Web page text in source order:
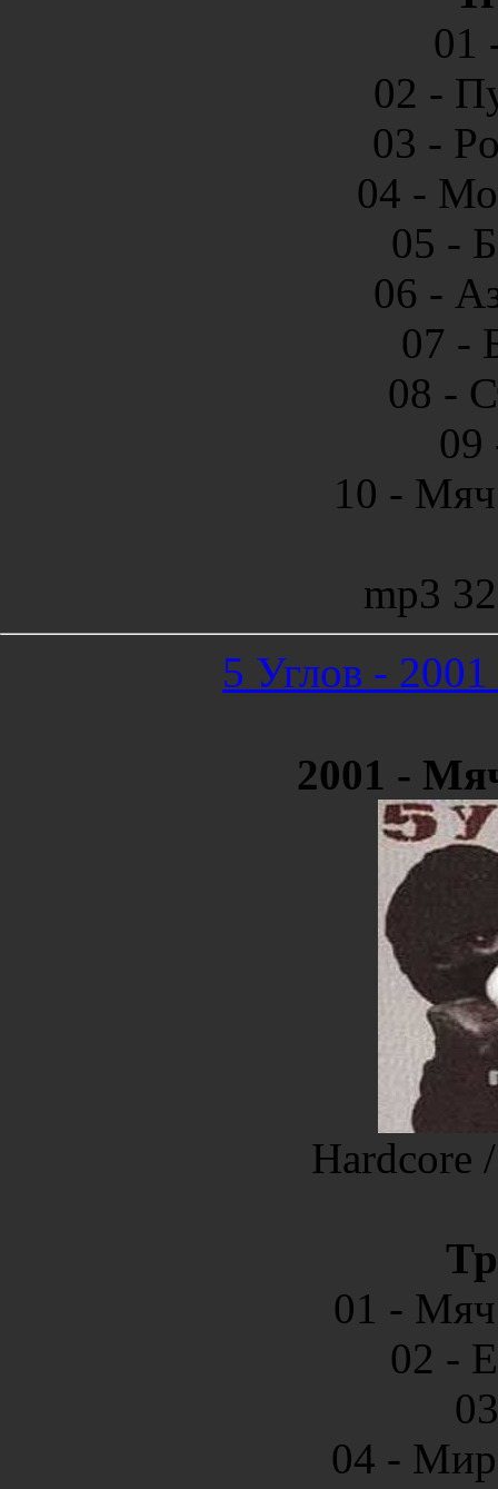
01
02 -
03 -
04 -
05 -
06 -
07 -
08 -
09
10 - Мяч
mp3
5 Углов -
2001 -
Hardcore
01 - Мяч
02 -
04 -